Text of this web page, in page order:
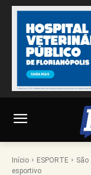
Início ESPORTE
esportivo